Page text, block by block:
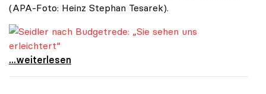
(APA-Foto: Heinz Stephan Tesarek).
Seidler nach Budgetrede: „Sie sehen uns erleichtert“
Seidler nach Budgetrede: „Sie sehen uns
...weiterlesen